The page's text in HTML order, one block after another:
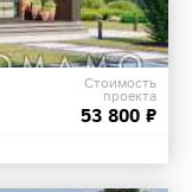
Стоимость
проекта
53 800 ₽